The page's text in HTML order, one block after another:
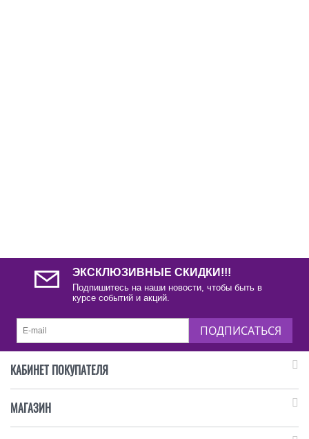
ЭКСКЛЮЗИВНЫЕ СКИДКИ!!!
Подпишитесь на наши новости, чтобы быть в
курсе событий и акций.
ПОДПИСАТЬСЯ
КАБИНЕТ ПОКУПАТЕЛЯ
МАГАЗИН